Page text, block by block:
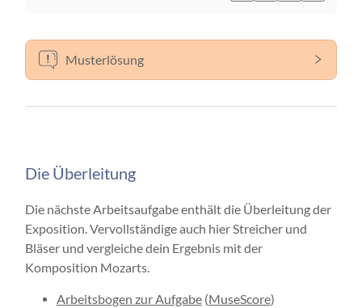
Musterlösung
Die Überleitung
Die nächste Arbeitsaufgabe enthält die Überleitung der
Exposition. Vervollständige auch hier Streicher und
Bläser und vergleiche dein Ergebnis mit der
Komposition Mozarts.
Arbeitsbogen zur Aufgabe(MuseScore)